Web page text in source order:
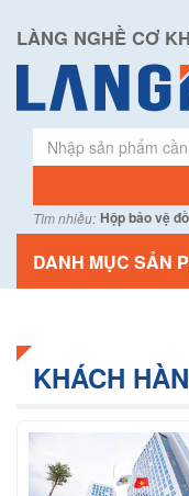
LÀNG NGHỀ CƠ
Tìm nhiều: Hộp bảo vệ
DANH MỤC SẢN
KHÁCH